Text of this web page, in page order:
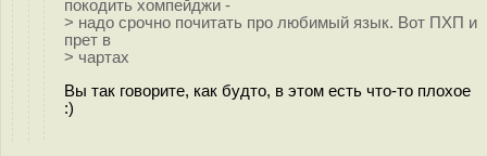
покодить хомпейджи -
> надо срочно почитать про любимый язык. Вот ПХП и
прет в
> чартах
Вы так говорите, как будто, в этом есть что-то плохое
:)